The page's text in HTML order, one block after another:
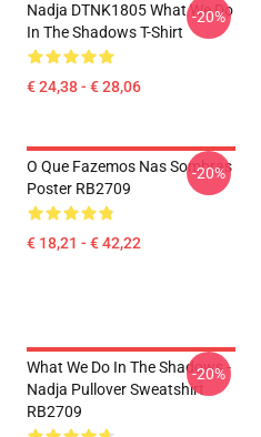
Nadja DTNK1805 What We Do
In The Shadows T-Shirt
€ 24,38 - € 28,06
-20%
O Que Fazemos Nas Sombras
Poster RB2709
€ 18,21 - € 42,22
-20%
What We Do In The Shadows -
Nadja Pullover Sweatshirt
RB2709
-20%